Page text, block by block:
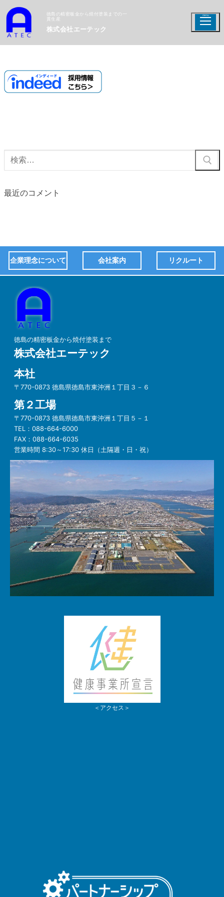
株式会社エーテック
徳島の精密板金から焼付塗装までの一
貫生産
最近のコメント
企業理念について 会社案内 リクルート
徳島の精密板金から焼付塗装まで
株式会社エーテック
本社
〒770-0873 徳島県徳島市東沖洲１丁目３－６
第２工場
〒770-0873 徳島県徳島市東沖洲１丁目５－１
TEL： 088-664-6000
FAX： 088-664-6035
営業時間 8:30～17:30 休日（土隔週・日・祝）
＜アクセス＞